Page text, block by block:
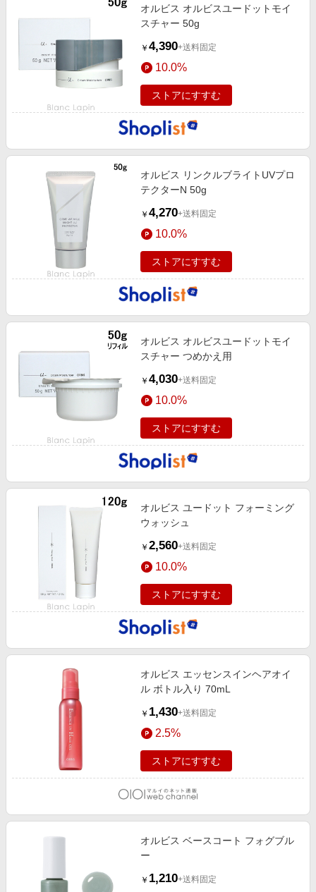
オルビス オルビスユードットモイ
スチャー 50g
￥ 4,390+送料固定
10.0%
ストアにすすむ
オルビス リンクルブライトUVプロ
テクターN 50g
￥ 4,270+送料固定
10.0%
ストアにすすむ
オルビス オルビスユードットモイ
スチャー つめかえ用
￥ 4,030+送料固定
10.0%
ストアにすすむ
オルビス ユードット フォーミング
ウォッシュ
￥ 2,560+送料固定
10.0%
ストアにすすむ
オルビス エッセンスインヘアオイ
ル ボトル入り 70mL
￥ 1,430+送料固定
2.5%
ストアにすすむ
オルビス ベースコート フォグブル
ー
￥ 1,210+送料固定